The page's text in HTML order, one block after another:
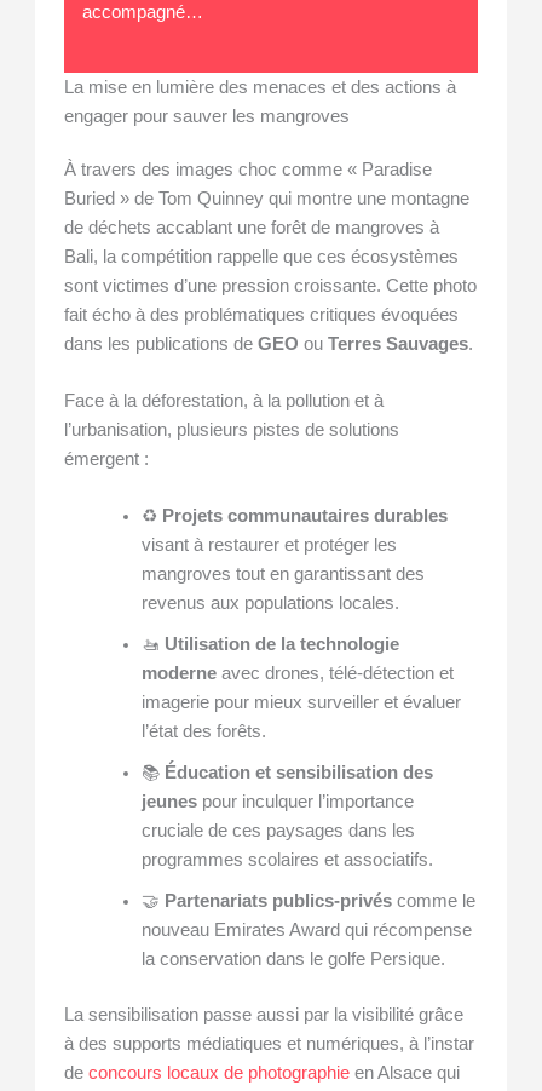
accompagné…
La mise en lumière des menaces et des actions à
engager pour sauver les mangroves
À travers des images choc comme « Paradise
Buried » de Tom Quinney qui montre une montagne
de déchets accablant une forêt de mangroves à
Bali, la compétition rappelle que ces écosystèmes
sont victimes d’une pression croissante. Cette photo
fait écho à des problématiques critiques évoquées
dans les publications deGEO ouTerres Sauvages.
Face à la déforestation, à la pollution et à
l’urbanisation, plusieurs pistes de solutions
émergent :
♻️ Projets communautaires durables
visant à restaurer et protéger les
mangroves tout en garantissant des
revenus aux populations locales.
🚤 Utilisation de la technologie
moderneavec drones, télé-détection et
imagerie pour mieux surveiller et évaluer
l’état des forêts.
📚 Éducation et sensibilisation des
jeunespour inculquer l’importance
cruciale de ces paysages dans les
programmes scolaires et associatifs.
🤝 Partenariats publics-privéscomme le
nouveau Emirates Award qui récompense
la conservation dans le golfe Persique.
La sensibilisation passe aussi par la visibilité grâce
à des supports médiatiques et numériques, à l’instar
deconcours locaux de photographie en Alsace qui